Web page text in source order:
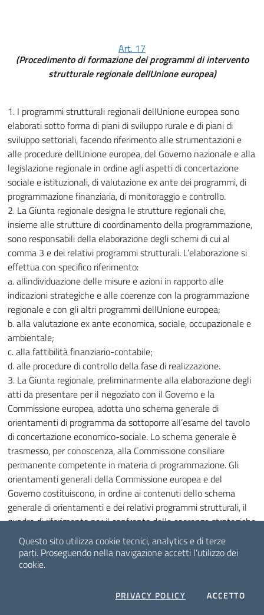
Art. 17
(Procedimento di formazione dei programmi di intervento
strutturale regionale dellUnione europea)
1. I programmi strutturali regionali dellUnione europea sono
elaborati sotto forma di piani di sviluppo rurale e di piani di
sviluppo settoriali, facendo riferimento alle strumentazioni e
alle procedure dellUnione europea, del Governo nazionale e alla
legislazione regionale in ordine agli aspetti di concertazione
sociale e istituzionali, di valutazione ex ante dei programmi, di
programmazione finanziaria, di monitoraggio e controllo.
2. La Giunta regionale designa le strutture regionali che,
insieme alle strutture di coordinamento della programmazione,
sono responsabili della elaborazione degli schemi di cui al
comma 3 e dei relativi programmi strutturali. L’elaborazione si
effettua con specifico riferimento:
a. allindividuazione delle misure e azioni in rapporto alle
indicazioni strategiche e alle coerenze con la programmazione
regionale e con gli altri programmi dellUnione europea;
b. alla valutazione ex ante economica, sociale, occupazionale e
ambientale;
c. alla fattibilità finanziario-contabile;
d. alle procedure di controllo della fase di realizzazione.
3. La Giunta regionale, preliminarmente alla elaborazione degli
atti da presentare per il negoziato con il Governo e la
Commissione europea, adotta uno schema generale di
orientamenti di programma da sottoporre all’esame del tavolo
di concertazione economico-sociale. Lo schema generale è
trasmesso, per conoscenza, alla Commissione consiliare
permanente competente in materia di programmazione. Gli
orientamenti generali della Commissione europea e del
Governo costituiscono, in ordine ai contenuti dello schema
generale di orientamenti e dei relativi programmi strutturali, il
quadro di riferimento per il confronto delle coerenze strategiche
fra priorità regionali e indirizzi generali dell’Ue.
4. La Giunta regionale assicura, attraverso l’Area di
coordinamento delle politiche comunitarie, il coordinamento
monitoraggio e valutazione in itinere e finale dei programmi.
Questo sito utilizza cookie tecnici, analytics e di terze
parti. Proseguendo nella navigazione accetti l’utilizzo dei
cookie.
PRIVACY POLICY COOKIESACCETTO